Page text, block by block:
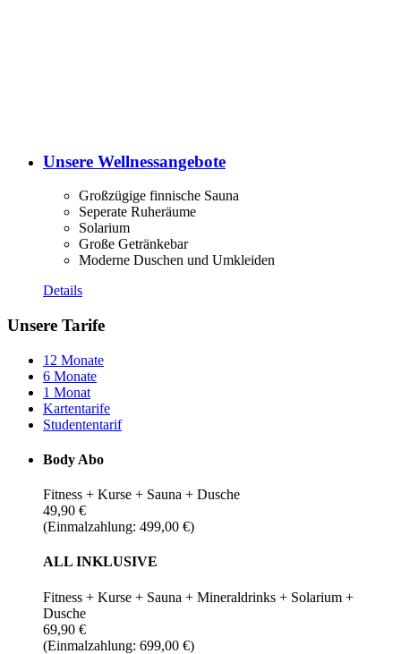
Unsere Wellnessangebote
Großzügige finnische Sauna
Seperate Ruheräume
Solarium
Große Getränkebar
Moderne Duschen und Umkleiden
Details
Unsere Tarife
12 Monate
6 Monate
1 Monat
Kartentarife
Studententarif
Body Abo
Fitness + Kurse + Sauna + Dusche
49,90 €
(Einmalzahlung: 499,00 €)
ALL INKLUSIVE
Fitness + Kurse + Sauna + Mineraldrinks + Solarium +
Dusche
69,90 €
(Einmalzahlung: 699,00 €)